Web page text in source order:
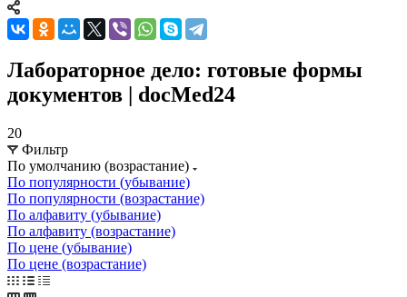
Лабораторное дело: готовые формы
документов | docMed24
20
Фильтр
По умолчанию (возрастание)
По популярности (убывание)
По популярности (возрастание)
По алфавиту (убывание)
По алфавиту (возрастание)
По цене (убывание)
По цене (возрастание)